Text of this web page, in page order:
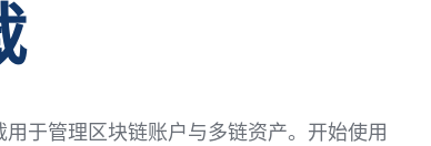
于管理区块链账户与多链资产。开始使用